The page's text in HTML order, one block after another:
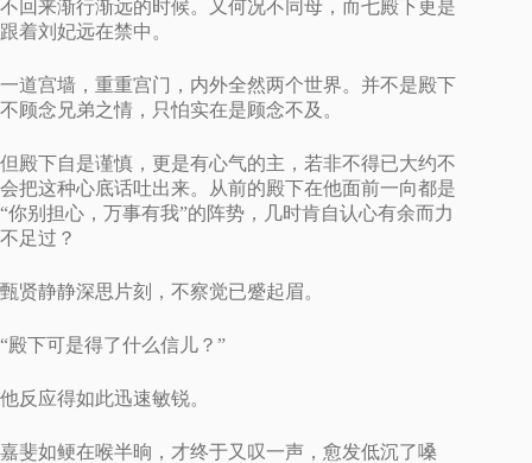
不回来渐行渐远的时候。又何况不同母，而七殿下更是
跟着刘妃远在禁中。
一道宫墙，重重宫门，内外全然两个世界。并不是殿下
不顾念兄弟之情，只怕实在是顾念不及。
但殿下自是谨慎，更是有心气的主，若非不得已大约不
会把这种心底话吐出来。从前的殿下在他面前一向都是
“你别担心，万事有我”的阵势，几时肯自认心有余而力
不足过？
甄贤静静深思片刻，不察觉已蹙起眉。
“殿下可是得了什么信儿？”
他反应得如此迅速敏锐。
嘉斐如鲠在喉半晌，才终于又叹一声，愈发低沉了嗓